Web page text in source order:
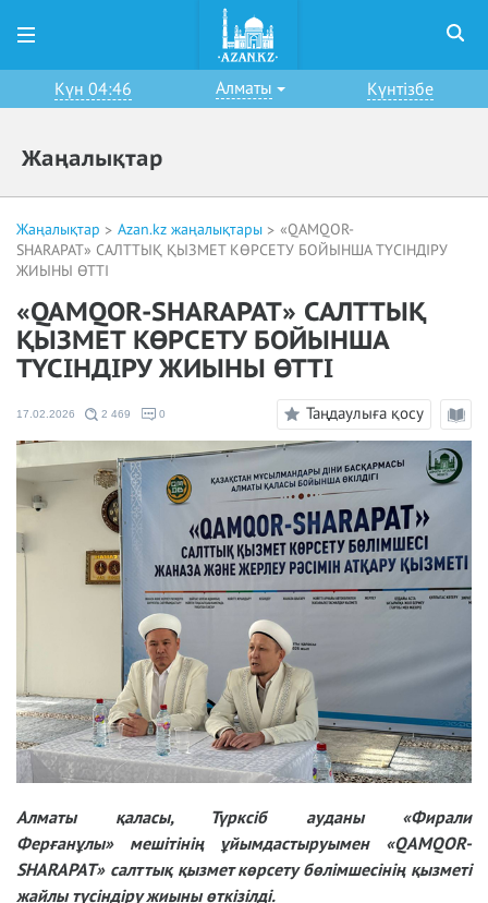
Күн 04:46 Алматы Күнтізбе
Жаңалықтар
Жаңалықтар Azan.kz жаңалықтары
«QAMQOR-
SHARAPAT» САЛТТЫҚ ҚЫЗМЕТ КӨРСЕТУ БОЙЫНША ТҮСІНДІРУ
ЖИЫНЫ ӨТТІ
«QAMQOR-SHARAPAT» САЛТТЫҚ
ҚЫЗМЕТ КӨРСЕТУ БОЙЫНША
ТҮСІНДІРУ ЖИЫНЫ ӨТТІ
17.02.2026 2 469 0
Таңдаулыға қосу
Оқу
Алматы қаласы, Түрксіб ауданы «Фирали
Ферғанұлы» мешітінің ұйымдастыруымен «QAMQOR-
SHARAPAT» салттық қызмет көрсету бөлімшесінің қызметі
жайлы түсіндіру жиыны өткізілді.